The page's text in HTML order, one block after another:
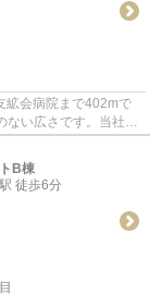
絋会病院まで402mで
ない広さです。当社は
B棟
駅 徒歩6分